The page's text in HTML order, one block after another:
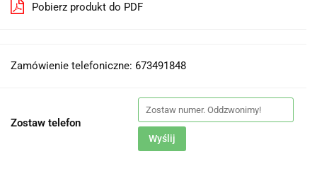
Pobierz produkt do PDF
Zamówienie telefoniczne: 673491848
Zostaw telefon
Wyślij